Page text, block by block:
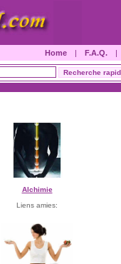
Home | F.A.Q. |
Alchimie
Liens amies: